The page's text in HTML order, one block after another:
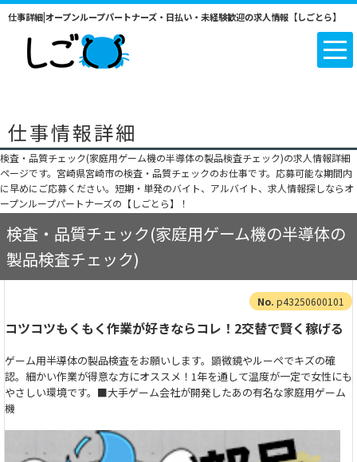
仕事詳細|オープンループパートナーズ・日払い・未経験歓迎の求人情報【しごとら】
仕事情報詳細
検査・品質チェック(家庭用ゲーム機の半導体の製品検査チェック)の求人情報詳細
ページです。宮崎県宮崎市の検査・品質チェックのお仕事です。応募可能な期間内
に早めにご応募ください。短期・単発のバイト、アルバイト、求人情報探しならオ
ープンループパートナーズの【しごとら】！
検査・品質チェック(家庭用ゲーム機の半導体の
製品検査チェック)
p43250600101
コツコツもくもく作業が好きならコレ！2交替で賢く稼げる
ゲーム用半導体の製品検査をお願いします。顕微鏡やルーペでキズの確
認。細かい作業が得意な方にオススメ！1年を通して温度が一定で女性にも
やさしい環境です。■大手ゲーム会社が開発したあの有名な家庭用ゲーム
機